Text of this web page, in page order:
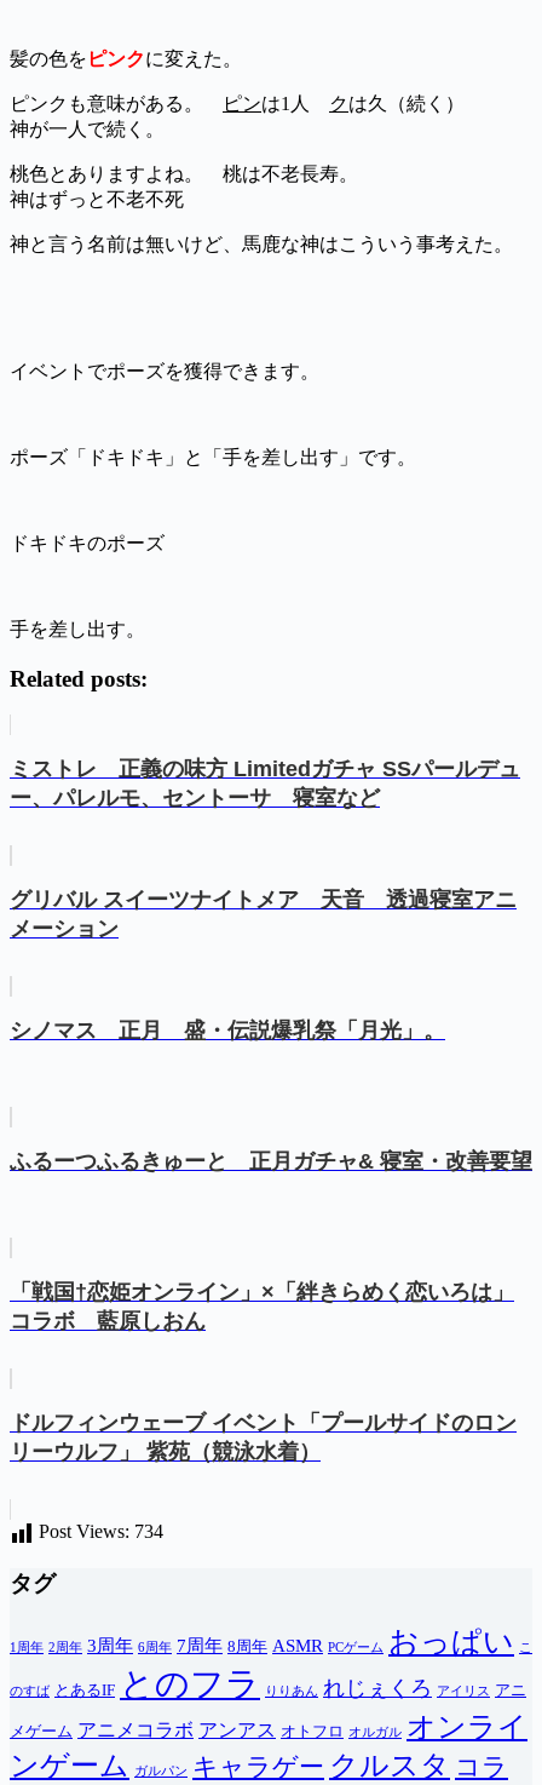
髪の色を ピンクに変えた。
ピンクも意味がある。 ピンは1人 クは久（続く）
神が一人で続く。
桃色とありますよね。 桃は不老長寿。
神はずっと不老不死
神と言う名前は無いけど、馬鹿な神はこういう事考えた。
イベントでポーズを獲得できます。
ポーズ「ドキドキ」と「手を差し出す」です。
ドキドキのポーズ
手を差し出す。
Related posts:
ミストレ 正義の味方 Limitedガチャ SSパールデュ
ー、パレルモ、セントーサ 寝室など
グリバル スイーツナイトメア 天音 透過寝室アニ
メーション
シノマス 正月 盛・伝説爆乳祭「月光」。
ふるーつふるきゅーと 正月ガチャ& 寝室・改善要望
「戦国†恋姫オンライン」×「絆きらめく恋いろは」
コラボ 藍原しおん
ドルフィンウェーブ イベント「プールサイドのロン
リーウルフ」 紫苑（競泳水着）
Post Views: 734
タグ
1周年 2周年 3周年 6周年 7周年 8周年 ASMR PCゲーム おっぱい こ
のすば とあるIF とのフラ りりあん れじぇくろ アイリス アニ
メゲーム アニメコラボ アンアス オトフロ オルガル オンライ
ンゲーム
ガルパン キャラゲー クルスタ コラ